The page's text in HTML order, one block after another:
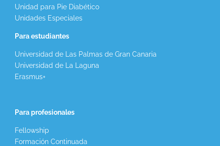
Unidad para Pie Diabético
Unidades Especiales
Para estudiantes
Universidad de Las Palmas de Gran Canaria
Universidad de La Laguna
Erasmus+
Para profesionales
Fellowship
Formación Continuada